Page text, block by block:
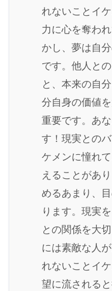
れないことイ
力に心を奪わ
かし、夢は自
です。他人と
と、本来の自
分自身の価値
重要です。あ
す！現実との
ケメンに憧れ
えることがあ
めるあまり、
ります。現実
との関係を大
には素敵な人
れないことイ
望に流される